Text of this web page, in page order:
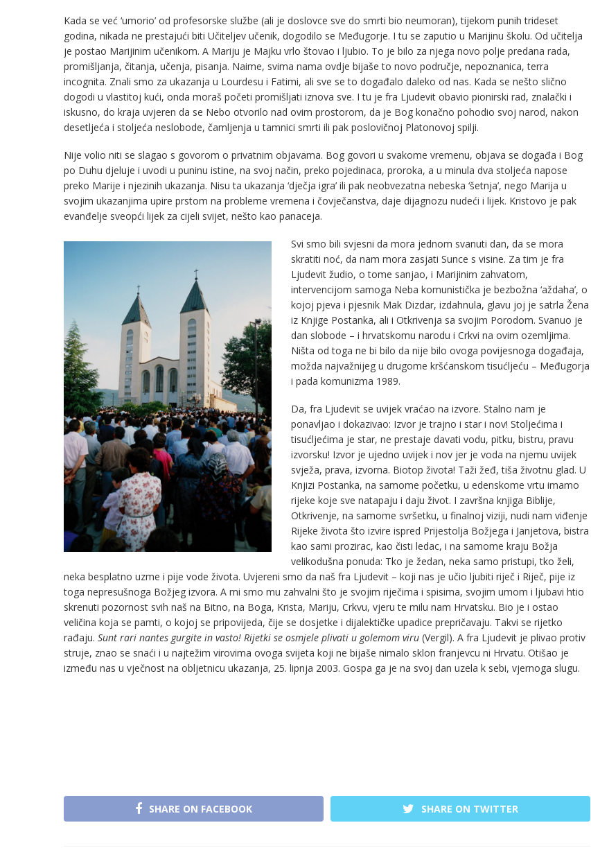
Kada se već ‘umorio’ od profesorske službe (ali je doslovce sve do smrti bio neumoran), tijekom punih trideset
godina, nikada ne prestajući biti Učiteljev učenik, dogodilo se Međugorje. I tu se zaputio u Marijinu školu. Od učitelja
je postao Marijinim učenikom. A Mariju je Majku vrlo štovao i ljubio. To je bilo za njega novo polje predana rada,
promišljanja, čitanja, učenja, pisanja. Naime, svima nama ovdje bijaše to novo područje, nepoznanica, terra
incognita. Znali smo za ukazanja u Lourdesu i Fatimi, ali sve se to događalo daleko od nas. Kada se nešto slično
dogodi u vlastitoj kući, onda moraš početi promišljati iznova sve. I tu je fra Ljudevit obavio pionirski rad, znalački i
iskusno, do kraja uvjeren da se Nebo otvorilo nad ovim prostorom, da je Bog konačno pohodio svoj narod, nakon
desetljeća i stoljeća neslobode, čamljenja u tamnici smrti ili pak poslovičnoj Platonovoj spilji.
Nije volio niti se slagao s govorom o privatnim objavama. Bog govori u svakome vremenu, objava se događa i Bog
po Duhu djeluje i uvodi u puninu istine, na svoj način, preko pojedinaca, proroka, a u minula dva stoljeća napose
preko Marije i njezinih ukazanja. Nisu ta ukazanja ‘dječja igra’ ili pak neobvezatna nebeska ‘šetnja’, nego Marija u
svojim ukazanjima upire prstom na probleme vremena i čovječanstva, daje dijagnozu nudeći i lijek. Kristovo je pak
evanđelje sveopći lijek za cijeli svijet, nešto kao panaceja.
Svi smo bili svjesni da mora jednom svanuti dan, da se mora
skratiti noć, da nam mora zasjati Sunce s visine. Za tim je fra
Ljudevit žudio, o tome sanjao, i Marijinim zahvatom,
intervencijom samoga Neba komunistička je bezbožna ‘aždaha’, o
kojoj pjeva i pjesnik Mak Dizdar, izdahnula, glavu joj je satrla Žena
iz Knjige Postanka, ali i Otkrivenja sa svojim Porodom. Svanuo je
dan slobode – i hrvatskomu narodu i Crkvi na ovim ozemljima.
Ništa od toga ne bi bilo da nije bilo ovoga povijesnoga događaja,
možda najvažnijeg u drugome kršćanskom tisućljeću – Međugorja
i pada komunizma 1989.
Da, fra Ljudevit se uvijek vraćao na izvore. Stalno nam je
ponavljao i dokazivao: Izvor je trajno i star i nov! Stoljećima i
tisućljećima je star, ne prestaje davati vodu, pitku, bistru, pravu
izvorsku! Izvor je ujedno uvijek i nov jer je voda na njemu uvijek
svježa, prava, izvorna. Biotop života! Taži žeđ, tiša životnu glad. U
Knjizi Postanka, na samome početku, u edenskome vrtu imamo
rijeke koje sve natapaju i daju život. I završna knjiga Biblije,
Otkrivenje, na samome svršetku, u finalnoj viziji, nudi nam viđenje
Rijeke života što izvire ispred Prijestolja Božjega i Janjetova, bistra
kao sami prozirac, kao čisti ledac, i na samome kraju Božja
velikodušna ponuda: Tko je žedan, neka samo pristupi, tko želi,
neka besplatno uzme i pije vode života. Uvjereni smo da naš fra Ljudevit – koji nas je učio ljubiti riječ i Riječ, pije iz
toga nepresušnoga Božjeg izvora. A mi smo mu zahvalni što je svojim riječima i spisima, svojim umom i ljubavi htio
skrenuti pozornost svih naš na Bitno, na Boga, Krista, Mariju, Crkvu, vjeru te milu nam Hrvatsku. Bio je i ostao
veličina koja se pamti, o kojoj se pripovijeda, čije se dosjetke i dijalektičke upadice prepričavaju. Takvi se rijetko
rađaju. Sunt rari nantes gurgite in vasto! Rijetki se osmjele plivati u golemom viru (Vergil). A fra Ljudevit je plivao protiv
struje, znao se snaći i u najtežim virovima ovoga svijeta koji ne bijaše nimalo sklon franjevcu ni Hrvatu. Otišao je
između nas u vječnost na obljetnicu ukazanja, 25. lipnja 2003. Gospa ga je na svoj dan uzela k sebi, vjernoga slugu.
SHARE ON FACEBOOK SHARE ON TWITTER